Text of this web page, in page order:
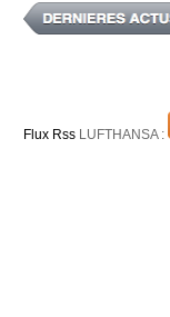
Flux Rss LUFTHANSA :